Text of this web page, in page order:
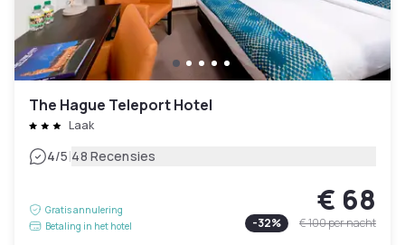
The Hague Teleport Hotel
Laak
4/5|48 Recensies
Gratis annulering
Betaling in het hotel
€ 68
-32% € 100per nacht